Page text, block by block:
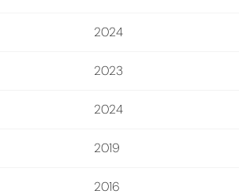
2024
2023
2024
2019
2016